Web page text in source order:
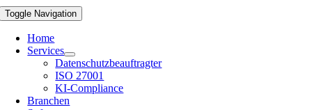
Toggle Navigation
Home
Services
Datenschutzbeauftragter
ISO 27001
KI-Compliance
Branchen